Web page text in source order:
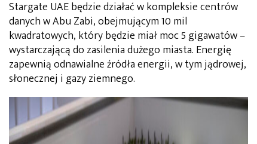
Stargate UAE będzie działać w kompleksie centrów
danych w Abu Zabi, obejmującym 10 mil
kwadratowych, który będzie miał moc 5 gigawatów –
wystarczającą do zasilenia dużego miasta. Energię
zapewnią odnawialne źródła energii, w tym jądrowej,
słonecznej i gazy ziemnego.